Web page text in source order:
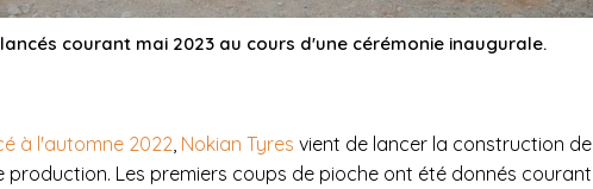
courant mai 2023 au cours d'une cérémonie inaugurale.
à l'automne 2022 Nokian Tyres vient de lancer la construction de
production. Les premiers coups de pioche ont été donnés courant